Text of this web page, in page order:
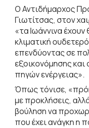
Ο Αντιδήμαρχος
Γιωτίτσας, στον
«τα Ιωάννινα
κλιματική
επενδύοντας σε
εξοικονόμησης
πηγών ενέργειας».
Όπως τόνισε,
με προκλήσεις,
βούληση να
που έχει ανάγκη η